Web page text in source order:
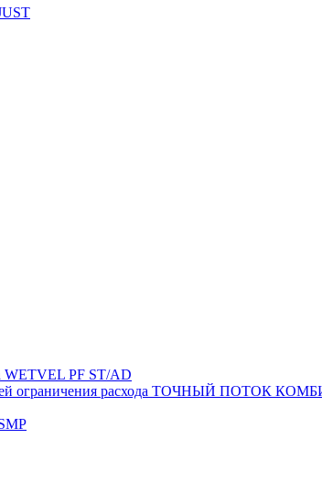
WETVEL PF ST/AD
ограничения расхода ТОЧНЫЙ ПОТОК